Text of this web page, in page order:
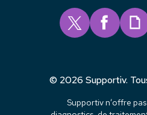
© 2026 Supportiv.
Supportiv n’offre